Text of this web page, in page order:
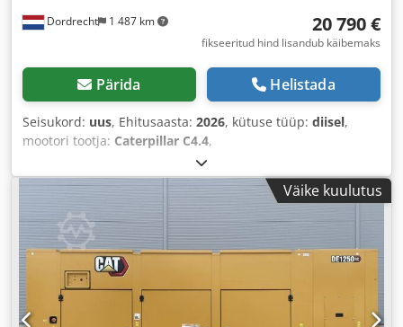
Dordrecht 1 487 km 20 790 €
fikseeritud hind lisandub käibemaks
Pärida Helistada
Seisukord: uus, Ehitusaasta: 2026, kütuse tüüp: diisel,
mootori tootja: Caterpillar C4.4,
Väike kuulutus